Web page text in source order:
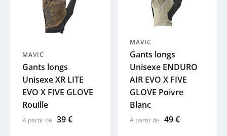
VICTORIA
MAVIC
Gants longs
Unisexe XR LITE
EVO X FIVE GLOVE
Rouille
À partir de 39 €
MAVIC
Gants longs
Unisexe ENDURO
AIR EVO X FIVE
GLOVE Poivre
Blanc
À partir de 49 €